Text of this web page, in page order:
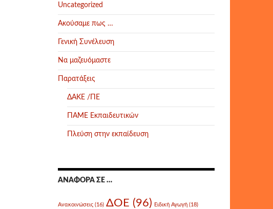
Uncategorized
Ακούσαμε πως …
Γενική Συνέλευση
Να μαζευόμαστε
Παρατάξεις
ΔΑΚΕ /ΠΕ
ΠΑΜΕ Εκπαιδευτικών
Πλεύση στην εκπαίδευση
ΑΝΑΦΟΡΆ ΣΕ …
Ανακοινώσεις (16) ΔΟΕ (96) Ειδική Αγωγή (18)